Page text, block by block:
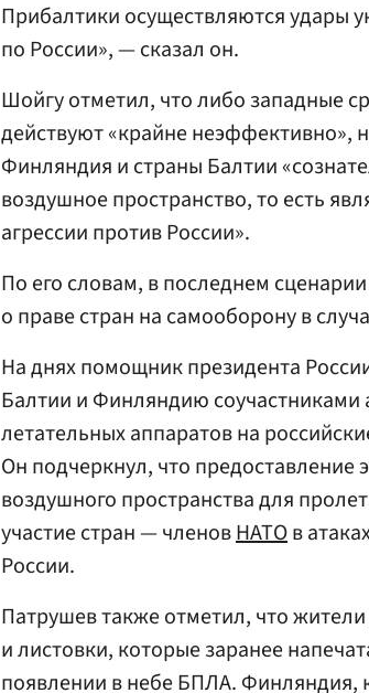
Прибалтики осуществляются удары
по России», — сказал он.
Шойгу отметил, что либо западные
действуют «крайне неэффективно»,
Финляндия и страны Балтии
воздушное пространство, то есть
агрессии против России».
По его словам, в последнем сценарии
о праве стран на самооборону в
На днях помощник президента
Балтии и Финляндию соучастниками
летательных аппаратов на
Он подчеркнул, что предоставление
воздушного пространства для
участие стран — членовНАТОв
России.
Патрушев также отметил, что жители
и листовки, которые заранее
появлении в небе БПЛА. Финляндия,